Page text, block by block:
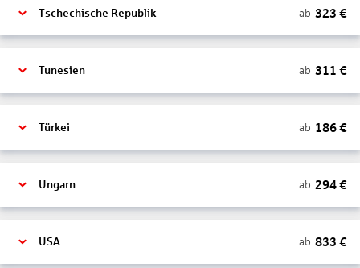
Tschechische Republik ab 323 €
Tunesien ab 311 €
Türkei ab 186€
Ungarn ab 294€
USA ab 833 €